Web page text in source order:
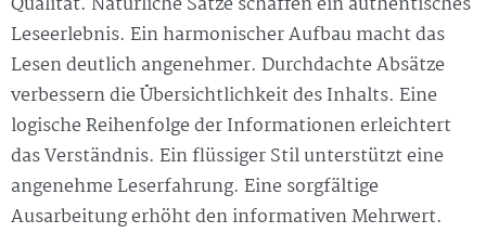
Leseerlebnis. Ein harmonischer Aufbau macht das
Lesen deutlich angenehmer. Durchdachte Absätze
verbessern die Übersichtlichkeit des Inhalts. Eine
logische Reihenfolge der Informationen erleichtert
das Verständnis. Ein flüssiger Stil unterstützt eine
angenehme Leserfahrung. Eine sorgfältige
Ausarbeitung erhöht den informativen Mehrwert.